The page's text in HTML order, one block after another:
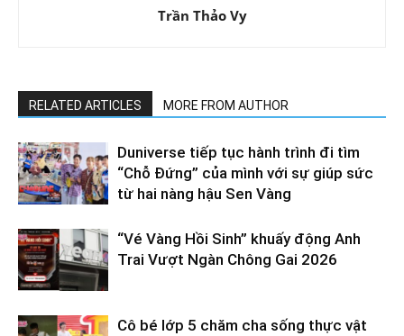
Trần Thảo Vy
RELATED ARTICLES MORE FROM AUTHOR
Duniverse tiếp tục hành trình đi tìm
“Chỗ Đứng” của mình với sự giúp sức
từ hai nàng hậu Sen Vàng
“Vé Vàng Hồi Sinh” khuấy động Anh
Trai Vượt Ngàn Chông Gai 2026
Cô bé lớp 5 chăm cha sống thực vật